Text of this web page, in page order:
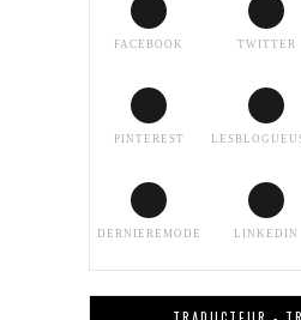
FACEBOOK TWITTER
PINTEREST
DERNIEREMODE LINKEDIN